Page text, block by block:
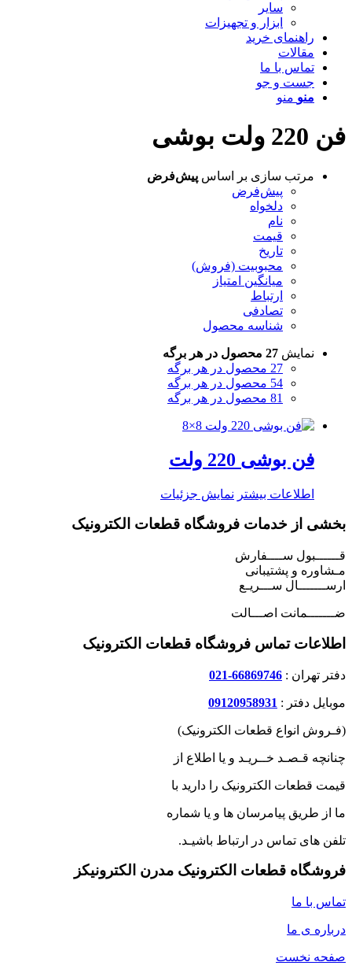
سایر
ابزار و تجهیزات
راهنمای خرید
مقالات
تماس با ما
جست و جو
منو منو
فن 220 ولت بوشی
مرتب سازی بر اساس پیش‌فرض
پیش‌فرض
دلخواه
نام
قیمت
تاریخ
محبوبیت (فروش)
میانگین امتیاز
ارتباط
تصادفی
شناسه محصول
نمایش 27 محصول در هر برگه
27 محصول در هر برگه
54 محصول در هر برگه
81 محصول در هر برگه
فن بوشی 220 ولت
اطلاعات بیشتر نمایش جزئیات
بخشی از خدمات فروشگاه قطعات الکترونیک
قــــــبول ســــفارش
مـشاوره و پشتیبانی
ارســـــــال ســـریـع
ضـــــــمانت اصـــالت
اطلاعات تماس فروشگاه قطعات الکترونیک
دفتر تهران : 66869746-021
موبایل دفتر : 09120958931
(فـروش انواع قطعات الکترونیک)
چنانچه قـصـد خــریـد و یا اطلاع از
قیمت قطعات الکترونیک را دارید با
ما از طریق پیامرسان ها و یا شماره
تلفن های تماس در ارتباط باشیـد.
فروشگاه قطعات الکترونیک مدرن الکترونیکز
تماس با ما
درباره ی ما
صفحه نخست